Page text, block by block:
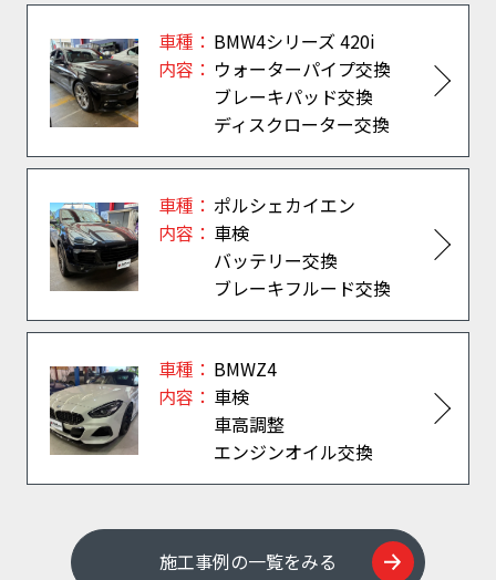
車種： BMW4シリーズ 420i
内容： ウォーターパイプ交換
ブレーキパッド交換
ディスクローター交換
車種： ポルシェカイエン
内容： 車検
バッテリー交換
ブレーキフルード交換
車種： BMWZ4
内容： 車検
車高調整
エンジンオイル交換
施工事例の一覧をみる